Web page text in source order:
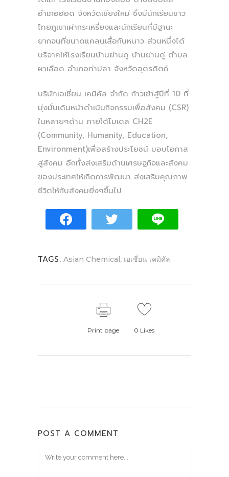
อำเภอฮอด จังหวัดเชียงใหม่ ซึ่งมีนักเรียนชาว
ไทยภูเขาเผ่ากระเหรี่ยงและนักเรียนที่มีฐานะ
ยากจนที่ขนาดแคลนเสื้อกันหนาว ส่วนหนึ่งได้
บริจาคให้โรงเรียนบ้านย่านดู บ้านย่านดู่ ตำบล
ผาเลือด อำเภอท่าปลา จังหวัดอุตรดิตถ์
บริษัทเอเชี่ยน เคมิคัล จำกัด ก้าวเข้าสู้ปีที่ 10 ที่
มุ่งมั่นเดินหน้าดำเนินกิจกรรมเพื่อสังคม (CSR)
ในหลายๆด้าน ภายใต้โมเดล CH2E
(Community, Humanity, Education,
Environment)เพื่อสร้างประโยชน์ มอบโอกาส
สู่สังคม อีกทั้งส่งเสริมด้านเศรษฐกิจและสังคม
ของประเทศให้เกิดการพัฒนา ส่งเสริมคุณภาพ
ชีวิตให้กับสังคมยิ่งๆขึ้นไป
TAGS: Asian Chemical, เอเชี่ยน เคมิคัล
Print page 0 Likes
POST A COMMENT